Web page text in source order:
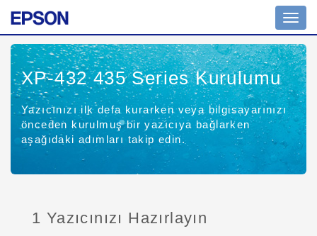
açın
XP-432 435 SeriesKurulumu
Yazıcınızı ilk defa kurarken veya bilgisayarınızı
önceden kurulmuş bir yazıcıya bağlarken
aşağıdaki adımları takip edin.
1 Yazıcınızı Hazırlayın